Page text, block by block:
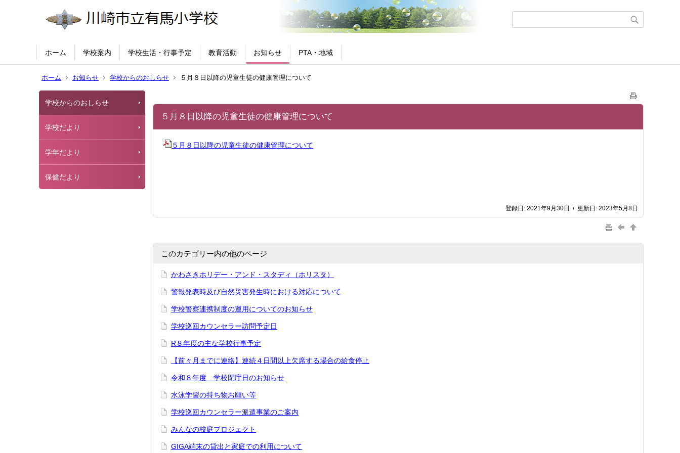
ホーム 学校案内 学校生活・行事予定 教育活動 お知らせ PTA・地域
ホーム お知らせ 学校からのおしらせ ５月８日以降の児童生徒の健康管理について
学校からのおしらせ
学校だより
学年だより
保健だより
５月８日以降の児童生徒の健康管理について
５月８日以降の児童生徒の健康管理について
登録日: 2021年9月30日 / 更新日: 2023年5月8日
このカテゴリー内の他のページ
かわさきホリデー・アンド・スタディ（ホリスタ）
警報発表時及び自然災害発生時における対応について
学校警察連携制度の運用についてのお知らせ
学校巡回カウンセラー訪問予定日
R８年度の主な学校行事予定
【前々月までに連絡】連続４日間以上欠席する場合の給食停止
令和８年度 学校閉庁日のお知らせ
水泳学習の持ち物お願い等
学校巡回カウンセラー派遣事業のご案内
みんなの校庭プロジェクト
GIGA端末の貸出と家庭での利用について